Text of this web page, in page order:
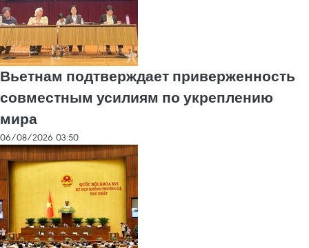
Вьетнам подтверждает приверженность
совместным усилиям по укреплению
мира
06/08/2026 03:50